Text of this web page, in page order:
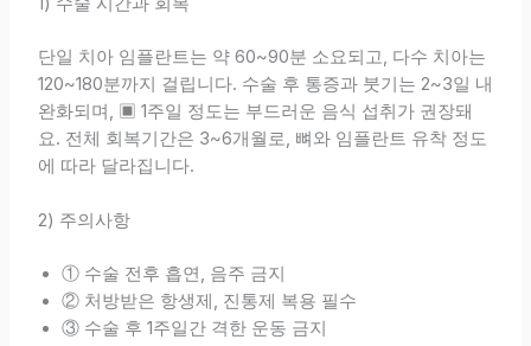
단일 치아 임플란트는 약 60~90분 소요되고, 다수 치아는
120~180분까지 걸립니다. 수술 후 통증과 붓기는 2~3일 내
완화되며, ▣ 1주일 정도는 부드러운 음식 섭취가 권장돼
요. 전체 회복기간은 3~6개월로, 뼈와 임플란트 유착 정도
에 따라 달라집니다.
2) 주의사항
① 수술 전후 흡연, 음주 금지
② 처방받은 항생제, 진통제 복용 필수
③ 수술 후 1주일간 격한 운동 금지